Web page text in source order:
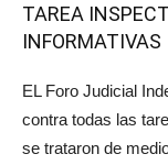
TAREA
INFORMATIVAS
EL Foro Judicial
contra todas las
se trataron de